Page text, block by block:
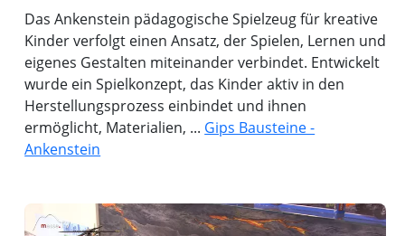
Das Ankenstein pädagogische Spielzeug für kreative
Kinder verfolgt einen Ansatz, der Spielen, Lernen und
eigenes Gestalten miteinander verbindet. Entwickelt
wurde ein Spielkonzept, das Kinder aktiv in den
Herstellungsprozess einbindet und ihnen
ermöglicht, Materialien, ... Gips Bausteine -
Ankenstein